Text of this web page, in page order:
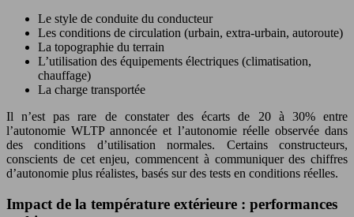
Le style de conduite du conducteur
Les conditions de circulation (urbain, extra-urbain, autoroute)
La topographie du terrain
L’utilisation des équipements électriques (climatisation,
chauffage)
La charge transportée
Il n’est pas rare de constater des écarts de 20 à 30% entre
l’autonomie WLTP annoncée et l’autonomie réelle observée dans
des conditions d’utilisation normales. Certains constructeurs,
conscients de cet enjeu, commencent à communiquer des chiffres
d’autonomie plus réalistes, basés sur des tests en conditions réelles.
Impact de la température extérieure : performances